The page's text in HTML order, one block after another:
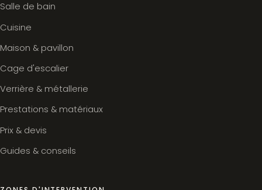
Salle de bain
Cuisine
Maison & pavillon
Cage d'escalier
Verrière & métallerie
Prestations & matériaux
Prix & devis
Guides & conseils